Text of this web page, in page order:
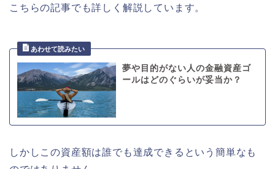
こちらの記事でも詳しく解説しています。
夢や目的がない人の金融資産ゴ
ールはどのぐらいが妥当か？
しかしこの資産額は誰でも達成できるという簡単なも